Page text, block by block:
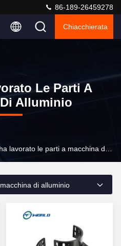
86-189-26459278
Chiacchierata
Le Parti A
Alluminio
di alluminio